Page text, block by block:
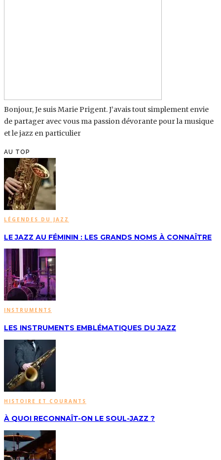
Bonjour, Je suis Marie Prigent. J’avais tout simplement envie
de partager avec vous ma passion dévorante pour la musique
et le jazz en particulier
AU TOP
LÉGENDES DU JAZZ
LE JAZZ AU FÉMININ : LES GRANDS NOMS À CONNAÎTRE
INSTRUMENTS
LES INSTRUMENTS EMBLÉMATIQUES DU JAZZ
HISTOIRE ET COURANTS
À QUOI RECONNAÎT-ON LE SOUL-JAZZ ?